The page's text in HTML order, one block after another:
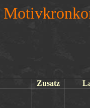
Zusatz